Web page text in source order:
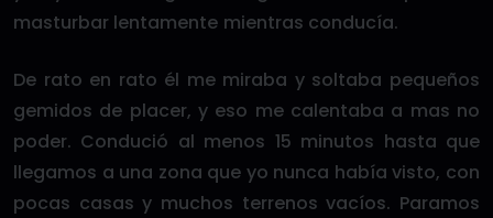
masturbar lentamente mientras conducía.
De rato en rato él me miraba y soltaba pequeños
gemidos de placer, y eso me calentaba a mas no
poder. Condució al menos 15 minutos hasta que
llegamos a una zona que yo nunca había visto, con
pocas casas y muchos terrenos vacíos. Paramos